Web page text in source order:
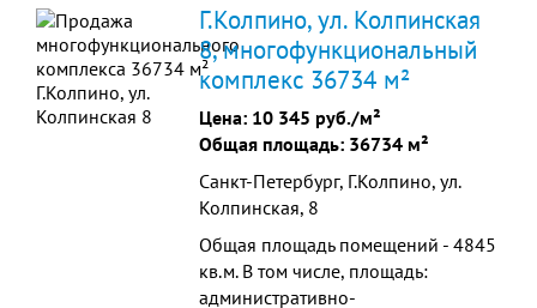
Егорьевского шоссе. Огороженный
Земел...
Г.Колпино, ул. Колпинская
8, многофункциональный
комплекс 36734 м²
Цена: 10 345 руб./м²
Общая площадь: 36734 м²
Санкт-Петербург, Г.Колпино, ул.
Колпинская, 8
Общая площадь помещений - 4845
кв.м. В том числе, площадь:
административно-